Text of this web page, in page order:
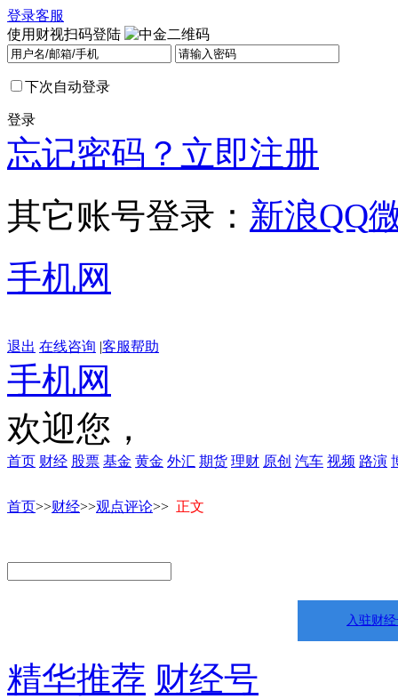
登录客服
使用财视扫码登陆
下次自动登录
登录
忘记密码？ 立即注册
其它账号登录： 新浪QQ
手机网
退出 在线咨询 |客服帮助
手机网
欢迎您，
首页 财经 股票 基金 黄金 外汇 期货 理财 原创 汽车 视频 路演
首页>>财经>>观点评论>> 正文
入驻财
精华推荐 财经号